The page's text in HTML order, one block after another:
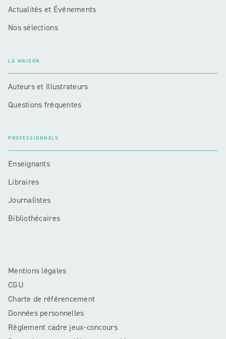
Actualités et Événements
Nos sélections
LA MAISON
Auteurs et Illustrateurs
Questions fréquentes
PROFESSIONNELS
Enseignants
Libraires
Journalistes
Bibliothécaires
Mentions légales
CGU
Charte de référencement
Données personnelles
Règlement cadre jeux-concours